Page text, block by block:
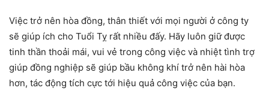
Việc trở nên hòa đồng, thân thiết với mọi người ở công ty
sẽ giúp ích cho Tuổi Tỵ rất nhiều đấy. Hãy luôn giữ được
tinh thần thoải mái, vui vẻ trong công việc và nhiệt tình trợ
giúp đồng nghiệp sẽ giúp bầu không khí trở nên hài hòa
hơn, tác động tích cực tới hiệu quả công việc của bạn.